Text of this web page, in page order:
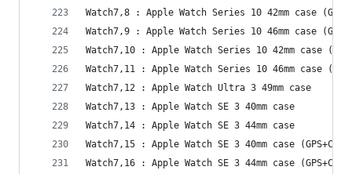
Watch7,8 : Apple Watch Series 10 42mm case (GPS)
Watch7,9 : Apple Watch Series 10 46mm case (GPS)
Watch7,10 : Apple Watch Series 10 42mm case
Watch7,11 : Apple Watch Series 10 46mm case
Watch7,12 : Apple Watch Ultra 3 49mm case
Watch7,13 : Apple Watch SE 3 40mm case
Watch7,14 : Apple Watch SE 3 44mm case
Watch7,15 : Apple Watch SE 3 40mm case
Watch7,16 : Apple Watch SE 3 44mm case